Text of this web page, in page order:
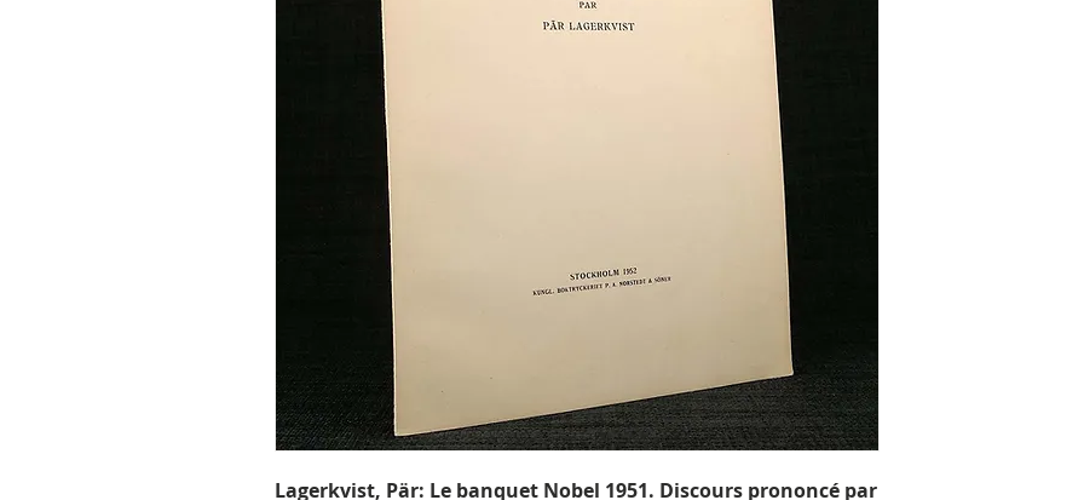
Lagerkvist, Pär: Le banquet Nobel 1951. Discours prononcé par